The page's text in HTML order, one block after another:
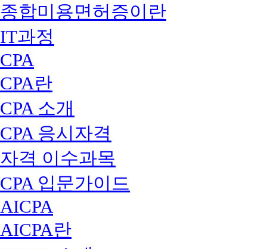
종합미용면허증이란
IT과정
CPA
CPA란
CPA 소개
CPA 응시자격
자격 이수과목
CPA 입문가이드
AICPA
AICPA란